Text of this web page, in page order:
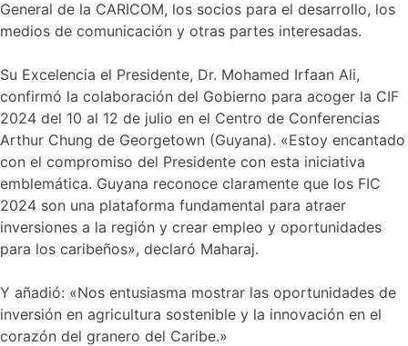
General de la CARICOM, los socios para el desarrollo, los
medios de comunicación y otras partes interesadas.
Su Excelencia el Presidente, Dr. Mohamed Irfaan Ali,
confirmó la colaboración del Gobierno para acoger la CIF
2024 del 10 al 12 de julio en el Centro de Conferencias
Arthur Chung de Georgetown (Guyana). «Estoy encantado
con el compromiso del Presidente con esta iniciativa
emblemática. Guyana reconoce claramente que los FIC
2024 son una plataforma fundamental para atraer
inversiones a la región y crear empleo y oportunidades
para los caribeños», declaró Maharaj.
Y añadió: «Nos entusiasma mostrar las oportunidades de
inversión en agricultura sostenible y la innovación en el
corazón del granero del Caribe.»